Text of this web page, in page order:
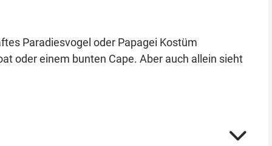
Paradiesvogel oder Papagei Kostüm
oder einem bunten Cape. Aber auch allein sieht